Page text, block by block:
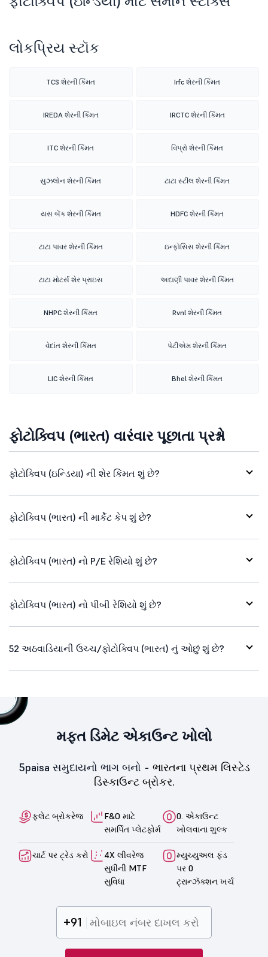
લોકપ્રિય સ્ટૉક
TCS શેરની કિંમત Irfc શેરની કિંમત
IREDA શેરની કિંમત IRCTC શેરની કિંમત
ITC શેરની કિંમત વિપ્રો શેરની કિંમત
સુઝલોન શેરની કિંમત ટાટા સ્ટીલ શેરની કિંમત
યસ બેંક શેરની કિંમત HDFC શેરની કિંમત
ટાટા પાવર શેરની કિંમત ઇન્ફોસિસ શેરની કિંમત
ટાટા મોટર્સ શેર પ્રાઇસ અદાણી પાવર શેરની કિંમત
NHPC શેરની કિંમત Rvnl શેરની કિંમત
વેદાંત શેરની કિંમત પેટીએમ શેરની કિંમત
LIC શેરની કિંમત Bhel શેરની કિંમત
ફોટોક્વિપ (ભારત) વારંવાર પૂછાતા પ્રશ્નો
ફોટોક્વિપ (ઇન્ડિયા) ની શેર કિંમત શું છે?
ફોટોક્વિપ (ભારત) ની માર્કેટ કેપ શું છે?
ફોટોક્વિપ (ભારત) નો P/E રેશિયો શું છે?
ફોટોક્વિપ (ભારત) નો પીબી રેશિયો શું છે?
52 અઠવાડિયાની ઉચ્ચ/ફોટોક્વિપ (ભારત) નું ઓછું શું છે?
મફત ડિમેટ એકાઉન્ટ ખોલો
5paisa સમુદાયનો ભાગ બનો - ભારતના પ્રથમ લિસ્ટેડ
ડિસ્કાઉન્ટ બ્રોકર.
ફ્લેટ બ્રોકરેજ
F&O માટે
સમર્પિત પ્લેટફોર્મ
0. એકાઉન્ટ
ખોલવાના શુલ્ક
ચાર્ટ પર ટ્રેડ કરો
4X લીવરેજ
સુધીની MTF
સુવિધા
મ્યુચ્યુઅલ ફંડ
પર 0
ટ્રાન્ઝૅક્શન ખર્ચ
+91